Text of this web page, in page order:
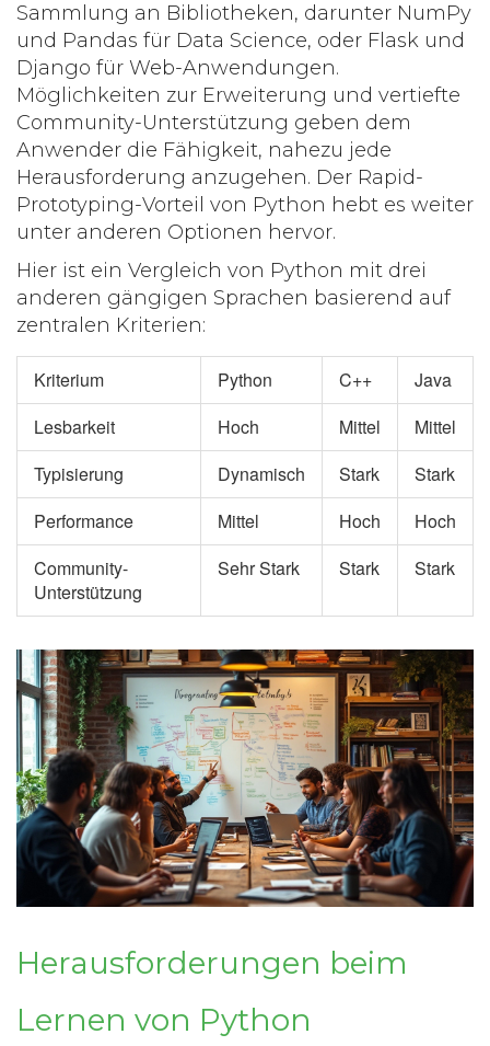
Sammlung an Bibliotheken, darunter NumPy
und Pandas für Data Science, oder Flask und
Django für Web-Anwendungen.
Möglichkeiten zur Erweiterung und vertiefte
Community-Unterstützung geben dem
Anwender die Fähigkeit, nahezu jede
Herausforderung anzugehen. Der Rapid-
Prototyping-Vorteil von Python hebt es weiter
unter anderen Optionen hervor.
Hier ist ein Vergleich von Python mit drei
anderen gängigen Sprachen basierend auf
zentralen Kriterien:
Kriterium Python C++
Java
Lesbarkeit
Hoch Mittel
Mittel
Typisierung
Dynamisch Stark
Stark
Performance
Mittel Hoch
Hoch
Community-
Unterstützung
Sehr Stark Stark Stark
Herausforderungen beim
Lernen von Python